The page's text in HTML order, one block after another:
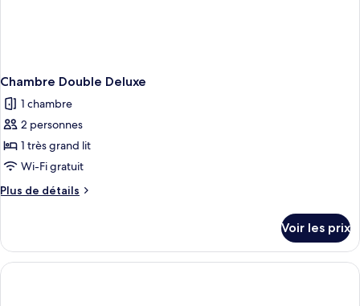
Chambre Double Deluxe
1 chambre
2 personnes
1 très grand lit
Wi-Fi gratuit
Plus de détails
Plus
le
type
de
Voir les prix